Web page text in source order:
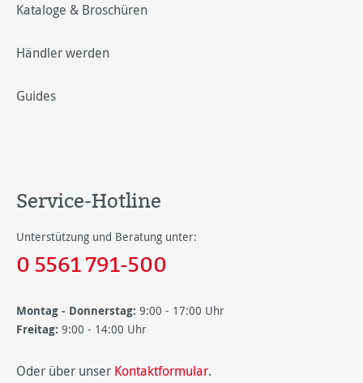
Kataloge & Broschüren
Händler werden
Guides
Service-Hotline
Unterstützung und Beratung unter:
0 5561 791-500
Montag - Donnerstag: 9:00 - 17:00 Uhr
Freitag: 9:00 - 14:00 Uhr
Oder über unser Kontaktformular.